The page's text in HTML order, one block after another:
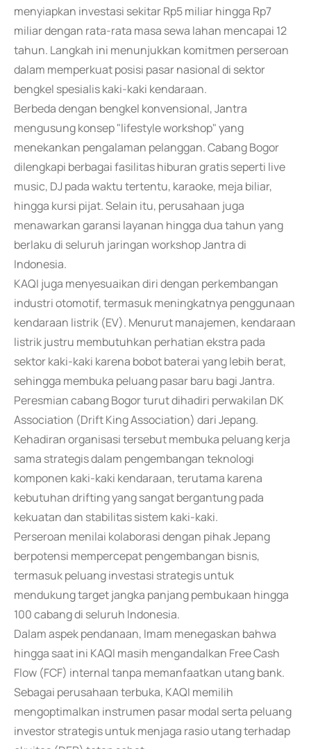
menyiapkan investasi sekitar Rp5 miliar hingga Rp7
miliar dengan rata-rata masa sewa lahan mencapai 12
tahun. Langkah ini menunjukkan komitmen perseroan
dalam memperkuat posisi pasar nasional di sektor
bengkel spesialis kaki-kaki kendaraan.
Berbeda dengan bengkel konvensional, Jantra
mengusung konsep "lifestyle workshop" yang
menekankan pengalaman pelanggan. Cabang Bogor
dilengkapi berbagai fasilitas hiburan gratis seperti live
music, DJ pada waktu tertentu, karaoke, meja biliar,
hingga kursi pijat. Selain itu, perusahaan juga
menawarkan garansi layanan hingga dua tahun yang
berlaku di seluruh jaringan workshop Jantra di
Indonesia.
KAQI juga menyesuaikan diri dengan perkembangan
industri otomotif, termasuk meningkatnya penggunaan
kendaraan listrik (EV). Menurut manajemen, kendaraan
listrik justru membutuhkan perhatian ekstra pada
sektor kaki-kaki karena bobot baterai yang lebih berat,
sehingga membuka peluang pasar baru bagi Jantra.
Peresmian cabang Bogor turut dihadiri perwakilan DK
Association (Drift King Association) dari Jepang.
Kehadiran organisasi tersebut membuka peluang kerja
sama strategis dalam pengembangan teknologi
komponen kaki-kaki kendaraan, terutama karena
kebutuhan drifting yang sangat bergantung pada
kekuatan dan stabilitas sistem kaki-kaki.
Perseroan menilai kolaborasi dengan pihak Jepang
berpotensi mempercepat pengembangan bisnis,
termasuk peluang investasi strategis untuk
mendukung target jangka panjang pembukaan hingga
100 cabang di seluruh Indonesia.
Dalam aspek pendanaan, Imam menegaskan bahwa
hingga saat ini KAQI masih mengandalkan Free Cash
Flow (FCF) internal tanpa memanfaatkan utang bank.
Sebagai perusahaan terbuka, KAQI memilih
mengoptimalkan instrumen pasar modal serta peluang
investor strategis untuk menjaga rasio utang terhadap